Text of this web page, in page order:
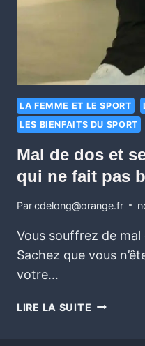
LA FEMME ET LE SPORT
LES BIENFAITS DU SPORT
Mal de dos et
qui ne fait pas
Parcdelong@orange.fr
Vous souffrez de
Sachez que vous
votre…
LIRE LA SUITE